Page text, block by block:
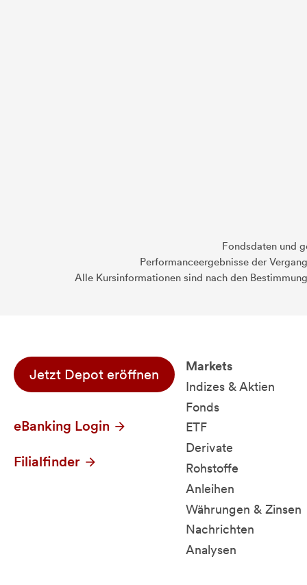
Fondsdaten und
Performanceergebnisse der
Alle Kursinformationen sind nach den
Jetzt Depot eröffnen
eBanking Login
Filialfinder
Markets
Indizes & Aktien
Fonds
ETF
Derivate
Rohstoffe
Anleihen
Währungen & Zinsen
Nachrichten
Analysen